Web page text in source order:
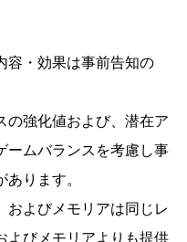
容・効果は事前告知の
の強化値および、潜在ア
ームバランスを考慮し事
ります。
およびメモリアは同じレ
よびメモリアよりも提供